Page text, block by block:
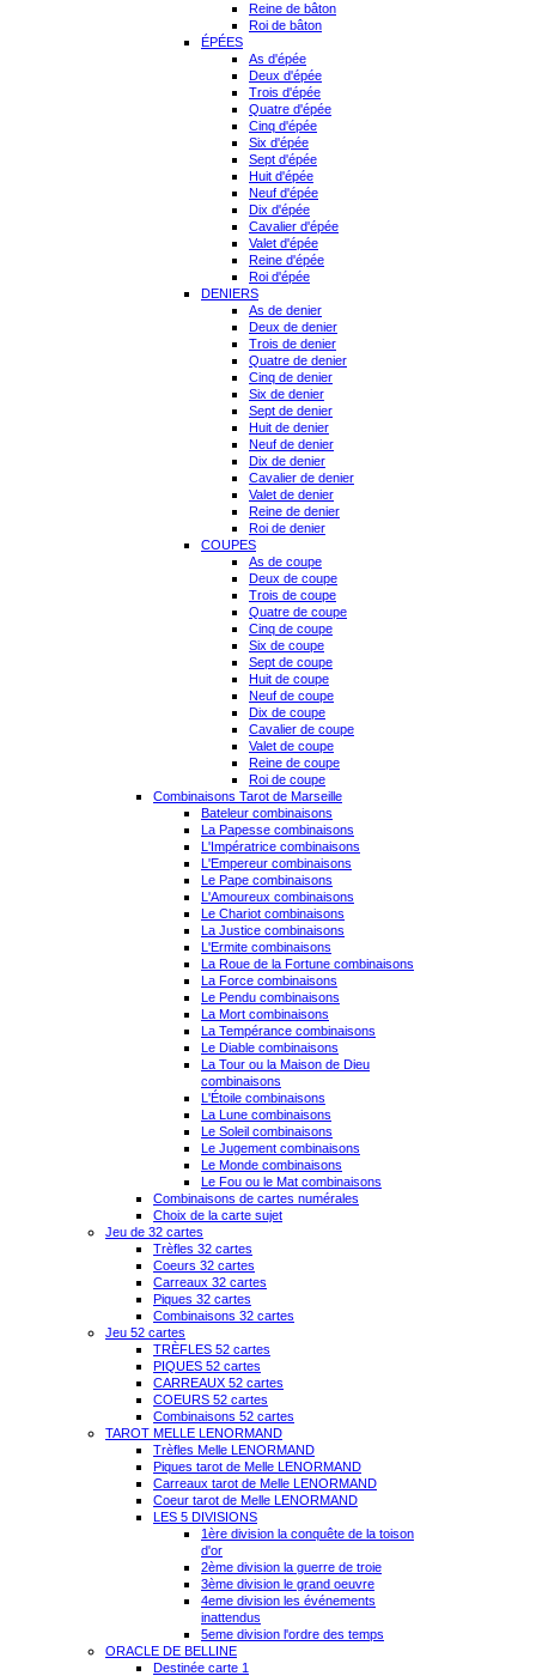
Reine de bâton
Roi de bâton
ÉPÉES
As d'épée
Deux d'épée
Trois d'épée
Quatre d'épée
Cinq d'épée
Six d'épée
Sept d'épée
Huit d'épée
Neuf d'épée
Dix d'épée
Cavalier d'épée
Valet d'épée
Reine d'épée
Roi d'épée
DENIERS
As de denier
Deux de denier
Trois de denier
Quatre de denier
Cinq de denier
Six de denier
Sept de denier
Huit de denier
Neuf de denier
Dix de denier
Cavalier de denier
Valet de denier
Reine de denier
Roi de denier
COUPES
As de coupe
Deux de coupe
Trois de coupe
Quatre de coupe
Cinq de coupe
Six de coupe
Sept de coupe
Huit de coupe
Neuf de coupe
Dix de coupe
Cavalier de coupe
Valet de coupe
Reine de coupe
Roi de coupe
Combinaisons Tarot de Marseille
Bateleur combinaisons
La Papesse combinaisons
L'Impératrice combinaisons
L'Empereur combinaisons
Le Pape combinaisons
L'Amoureux combinaisons
Le Chariot combinaisons
La Justice combinaisons
L'Ermite combinaisons
La Roue de la Fortune combinaisons
La Force combinaisons
Le Pendu combinaisons
La Mort combinaisons
La Tempérance combinaisons
Le Diable combinaisons
La Tour ou la Maison de Dieu
combinaisons
L'Étoile combinaisons
La Lune combinaisons
Le Soleil combinaisons
Le Jugement combinaisons
Le Monde combinaisons
Le Fou ou le Mat combinaisons
Combinaisons de cartes numérales
Choix de la carte sujet
Jeu de 32 cartes
Trèfles 32 cartes
Coeurs 32 cartes
Carreaux 32 cartes
Piques 32 cartes
Combinaisons 32 cartes
Jeu 52 cartes
TRÈFLES 52 cartes
PIQUES 52 cartes
CARREAUX 52 cartes
COEURS 52 cartes
Combinaisons 52 cartes
TAROT MELLE LENORMAND
Trèfles Melle LENORMAND
Piques tarot de Melle LENORMAND
Carreaux tarot de Melle LENORMAND
Coeur tarot de Melle LENORMAND
LES 5 DIVISIONS
1ère division la conquête de la toison
d'or
2ème division la guerre de troie
3ème division le grand oeuvre
4eme division les événements
inattendus
5eme division l'ordre des temps
ORACLE DE BELLINE
Destinée carte 1